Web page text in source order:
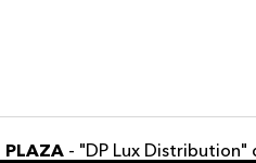
PLAZA- "DP Lux Distribution"